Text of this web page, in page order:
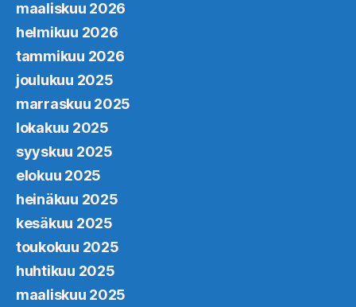
maaliskuu 2026
helmikuu 2026
tammikuu 2026
joulukuu 2025
marraskuu 2025
lokakuu 2025
syyskuu 2025
elokuu 2025
heinäkuu 2025
kesäkuu 2025
toukokuu 2025
huhtikuu 2025
maaliskuu 2025